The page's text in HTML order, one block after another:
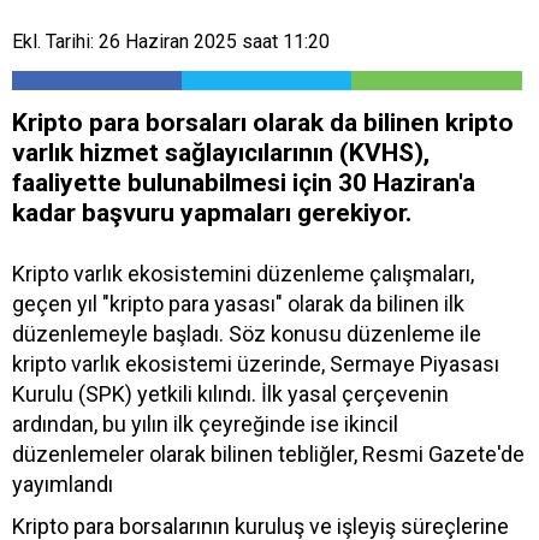
Ekl. Tarihi: 26 Haziran 2025 saat 11:20
Kripto para borsaları olarak da bilinen kripto
varlık hizmet sağlayıcılarının (KVHS),
faaliyette bulunabilmesi için 30 Haziran'a
kadar başvuru yapmaları gerekiyor.
Kripto varlık ekosistemini düzenleme çalışmaları,
geçen yıl "kripto para yasası" olarak da bilinen ilk
düzenlemeyle başladı. Söz konusu düzenleme ile
kripto varlık ekosistemi üzerinde, Sermaye Piyasası
Kurulu (SPK) yetkili kılındı. İlk yasal çerçevenin
ardından, bu yılın ilk çeyreğinde ise ikincil
düzenlemeler olarak bilinen tebliğler, Resmi Gazete'de
yayımlandı
Kripto para borsalarının kuruluş ve işleyiş süreçlerine